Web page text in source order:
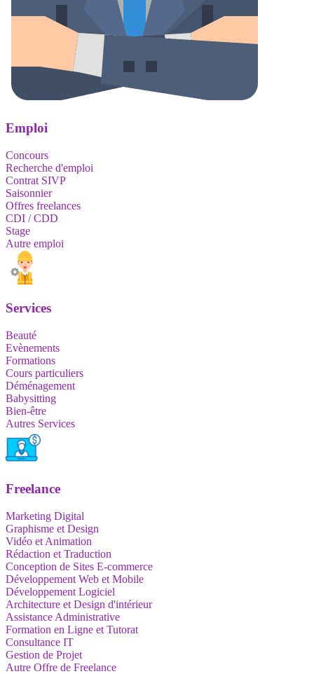
Emploi
Concours
Recherche d'emploi
Contrat SIVP
Saisonnier
Offres freelances
CDI / CDD
Stage
Autre emploi
Services
Beauté
Evènements
Formations
Cours particuliers
Déménagement
Babysitting
Bien-être
Autres Services
Freelance
Marketing Digital
Graphisme et Design
Vidéo et Animation
Rédaction et Traduction
Conception de Sites E-commerce
Développement Web et Mobile
Développement Logiciel
Architecture et Design d'intérieur
Assistance Administrative
Formation en Ligne et Tutorat
Consultance IT
Gestion de Projet
Autre Offre de Freelance